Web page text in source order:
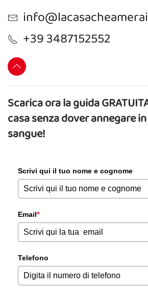
+39 3487152552
Scarica ora la guida
casa senza dover annegare
sangue!
Scrivi qui il tuo nome e cognome
Email*
Telefono